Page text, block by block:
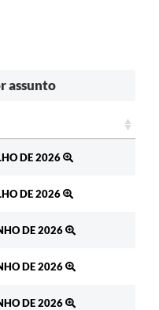
assunto
DE 2026
DE 2026
DE 2026
DE 2026
DE 2026